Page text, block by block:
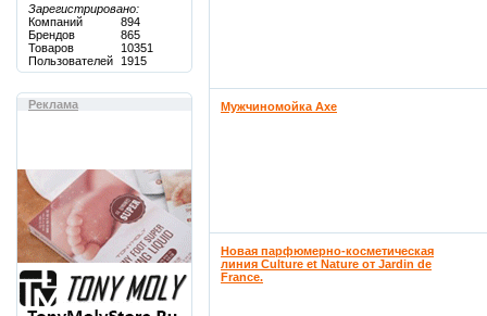
Зарегистрировано:
Компаний
894
Брендов
865
Товаров
10351
Пользователей
1915
Реклама Мужчиномойка Axe
Новая парфюмерно-косметическая
линия Culture et Nature от Jardin de
France.